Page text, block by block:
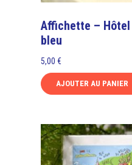
Affichette –
bleu
5,00€
AJOUTER AU PANIER